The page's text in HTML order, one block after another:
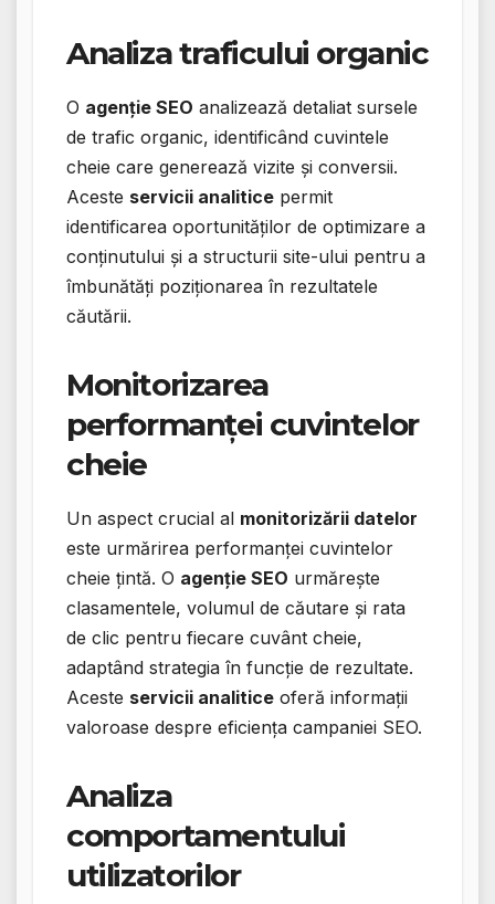
Analiza traficului organic
O agenție SEO analizează detaliat sursele
de trafic organic, identificând cuvintele
cheie care generează vizite și conversii.
Aceste servicii analitice permit
identificarea oportunităților de optimizare a
conținutului și a structurii site-ului pentru a
îmbunătăți poziționarea în rezultatele
căutării.
Monitorizarea
performanței cuvintelor
cheie
Un aspect crucial al monitorizării datelor
este urmărirea performanței cuvintelor
cheie țintă. O agenție SEO urmărește
clasamentele, volumul de căutare și rata
de clic pentru fiecare cuvânt cheie,
adaptând strategia în funcție de rezultate.
Aceste servicii analitice oferă informații
valoroase despre eficiența campaniei SEO.
Analiza
comportamentului
utilizatorilor